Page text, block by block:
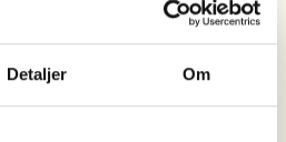
Detaljer Om